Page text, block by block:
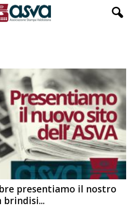
presentiamo il nostro
brindisi...